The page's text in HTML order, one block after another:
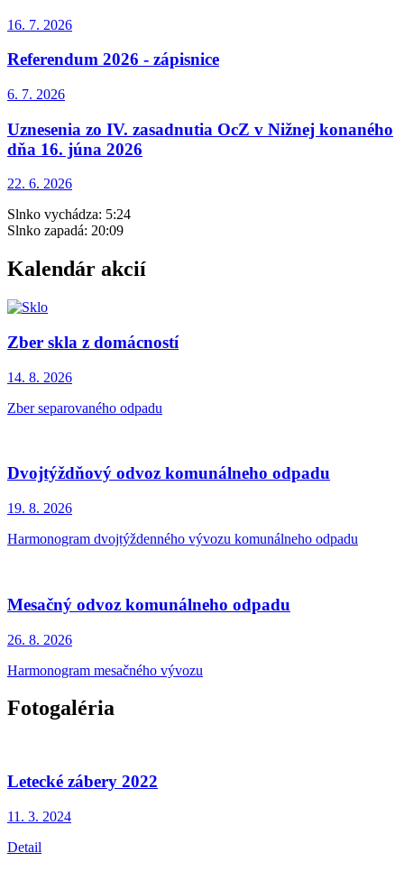
16. 7. 2026
Referendum 2026 - zápisnice
6. 7. 2026
Uznesenia zo IV. zasadnutia OcZ v Nižnej konaného
dňa 16. júna 2026
22. 6. 2026
Slnko vychádza: 5:24
Slnko zapadá: 20:09
Kalendár akcií
Zber skla z domácností
14. 8. 2026
Zber separovaného odpadu
Dvojtýždňový odvoz komunálneho odpadu
19. 8. 2026
Harmonogram dvojtýždenného vývozu komunálneho odpadu
Mesačný odvoz komunálneho odpadu
26. 8. 2026
Harmonogram mesačného vývozu
Fotogaléria
Letecké zábery 2022
11. 3. 2024
Detail